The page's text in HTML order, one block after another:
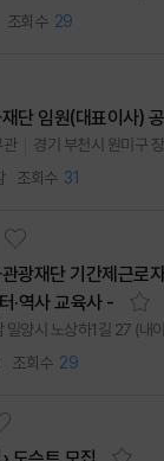
29
단 임원(대표이사)
관 경기 부천시 원미구
31
광재단 기간제근로
·역사 교육사 -
밀양시 노상하1길 27 (내
29